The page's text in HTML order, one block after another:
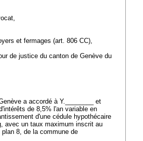
et fermages (art. 806 CC),
de justice du canton de Genève du
a accordé à Y.________ et
de 8,5% l'an variable en
d'une cédule hypothécaire
avec un taux maximum inscrit au
8, de la commune de